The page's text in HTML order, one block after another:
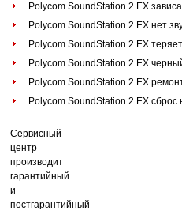
Polycom SoundStation 2 EX
Polycom SoundStation 2 EX нет
Polycom SoundStation 2 EX
Polycom SoundStation 2 EX
Polycom SoundStation 2 EX
Polycom SoundStation 2 EX сброс
Сервисный
центр
производит
гарантийный
и
постгарантийный